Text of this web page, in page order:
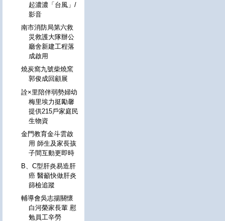
起濃濃「台風」/
影音
南市消防局第六救
災救護大隊辦公
廳舍新建工程落
成啟用
燒炭窩九號柴燒窯
郭俊成回顧展
詮×里陪伴弱勢婦幼
梅里埃力挺勵馨
提供215戶家庭民
生物資
金門教育金斗雲啟
用 師生及家長孩
子間互動更即時
B、C型肝炎易造肝
癌 醫籲快做肝炎
篩檢追蹤
輔導會吳志揚關懷
白河榮家長輩 慰
勉員工辛勞